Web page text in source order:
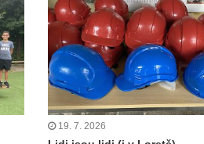
19. 7. 2026